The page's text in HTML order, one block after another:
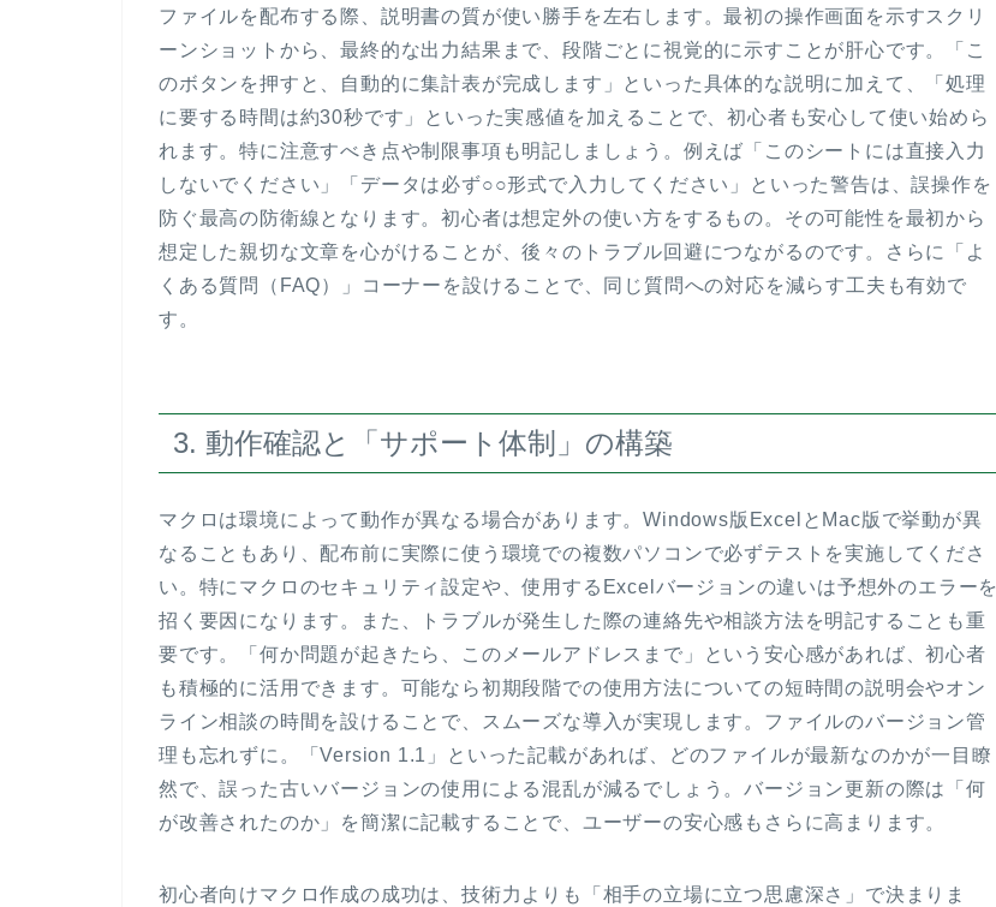
ファイルを配布する際、説明書の質が使い勝手を左右します。最初の操作画面を示すスクリ
ーンショットから、最終的な出力結果まで、段階ごとに視覚的に示すことが肝心です。「こ
のボタンを押すと、自動的に集計表が完成します」といった具体的な説明に加えて、「処理
に要する時間は約30秒です」といった実感値を加えることで、初心者も安心して使い始めら
れます。特に注意すべき点や制限事項も明記しましょう。例えば「このシートには直接入力
しないでください」「データは必ず○○形式で入力してください」といった警告は、誤操作を
防ぐ最高の防衛線となります。初心者は想定外の使い方をするもの。その可能性を最初から
想定した親切な文章を心がけることが、後々のトラブル回避につながるのです。さらに「よ
くある質問（FAQ）」コーナーを設けることで、同じ質問への対応を減らす工夫も有効で
す。
3. 動作確認と「サポート体制」の構築
マクロは環境によって動作が異なる場合があります。Windows版ExcelとMac版で挙動が異
なることもあり、配布前に実際に使う環境での複数パソコンで必ずテストを実施してくださ
い。特にマクロのセキュリティ設定や、使用するExcelバージョンの違いは予想外のエラーを
招く要因になります。また、トラブルが発生した際の連絡先や相談方法を明記することも重
要です。「何か問題が起きたら、このメールアドレスまで」という安心感があれば、初心者
も積極的に活用できます。可能なら初期段階での使用方法についての短時間の説明会やオン
ライン相談の時間を設けることで、スムーズな導入が実現します。ファイルのバージョン管
理も忘れずに。「Version 1.1」といった記載があれば、どのファイルが最新なのかが一目瞭
然で、誤った古いバージョンの使用による混乱が減るでしょう。バージョン更新の際は「何
が改善されたのか」を簡潔に記載することで、ユーザーの安心感もさらに高まります。
初心者向けマクロ作成の成功は、技術力よりも「相手の立場に立つ思慮深さ」で決まりま